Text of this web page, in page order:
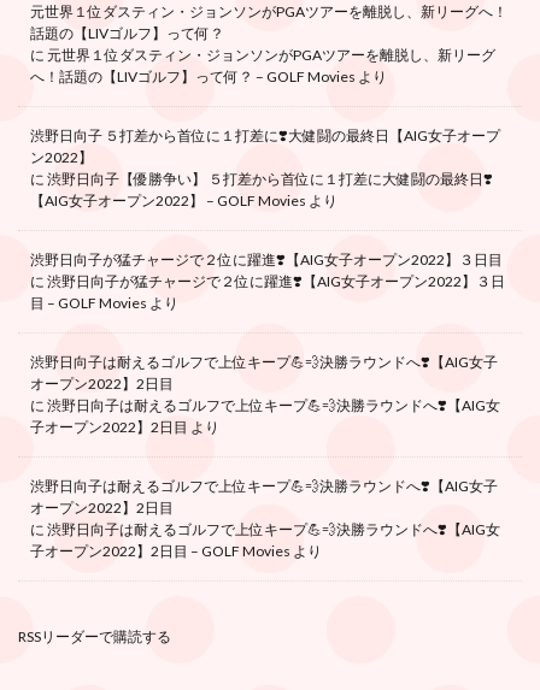
元世界１位ダスティン・ジョンソンがPGAツアーを離脱し、新リーグへ！
話題の【LIVゴルフ】って何？
に 元世界１位ダスティン・ジョンソンがPGAツアーを離脱し、新リーグ
へ！話題の【LIVゴルフ】って何？ – GOLF Movies より
渋野日向子 ５打差から首位に１打差に❣️大健闘の最終日【AIG女子オープ
ン2022】
に 渋野日向子【優勝争い】 ５打差から首位に１打差に大健闘の最終日❣️
【AIG女子オープン2022】 – GOLF Movies より
渋野日向子が猛チャージで２位に躍進❣️【AIG女子オープン2022】３日目
に 渋野日向子が猛チャージで２位に躍進❣️【AIG女子オープン2022】３日
目 – GOLF Movies より
渋野日向子は耐えるゴルフで上位キープ💪💨決勝ラウンドへ❣️【AIG女子
オープン2022】2日目
に 渋野日向子は耐えるゴルフで上位キープ💪💨決勝ラウンドへ❣️【AIG女
子オープン2022】2日目 より
渋野日向子は耐えるゴルフで上位キープ💪💨決勝ラウンドへ❣️【AIG女子
オープン2022】2日目
に 渋野日向子は耐えるゴルフで上位キープ💪💨決勝ラウンドへ❣️【AIG女
子オープン2022】2日目 – GOLF Movies より
RSSリーダーで購読する